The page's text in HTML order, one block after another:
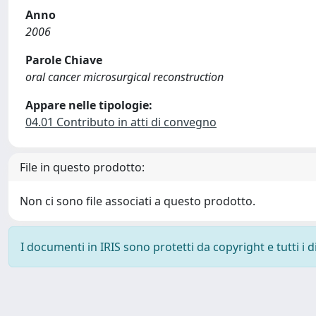
Anno
2006
Parole Chiave
oral cancer microsurgical reconstruction
Appare nelle tipologie:
04.01 Contributo in atti di convegno
File in questo prodotto:
Non ci sono file associati a questo prodotto.
I documenti in IRIS sono protetti da copyright e tutti i